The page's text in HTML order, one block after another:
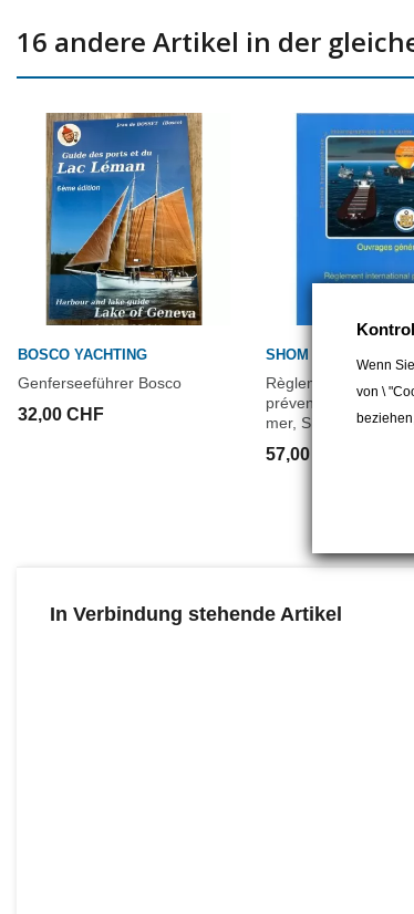
16 andere Artikel in der
BOSCO YACHTING
Genferseeführer Bosco
32,00 CHF
SHOM
Règlement
prévenir les
mer, SHOM 2
57,00 CHF
In Verbindung stehende Artikel
Wenn
von \